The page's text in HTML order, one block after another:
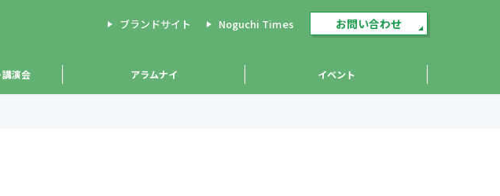
ブランドサイト Noguchi Times お問い合わせ
講演会 アラムナイ イベント